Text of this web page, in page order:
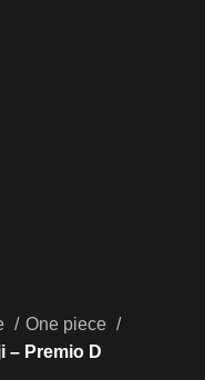
One piece
– Premio D